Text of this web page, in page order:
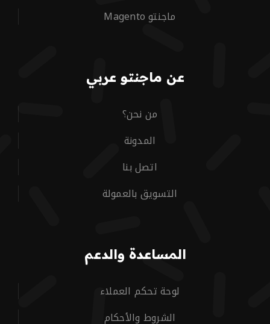
ماجنتو Magento
عن ماجنتو عربي
من نحن؟
المدونة
اتصل بنا
التسويق بالعمولة
المساعدة والدعم
لوحة تحكم العملاء
الشروط والأحكام